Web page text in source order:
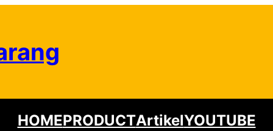
HOMEPRODUCTArtikelYOUTUBE